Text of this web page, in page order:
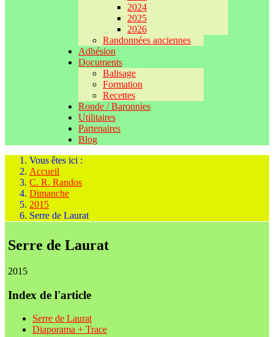
2024
2025
2026
Randonnées anciennes
Adhésion
Documents
Balisage
Formation
Recettes
Ronde / Baronnies
Utilitaires
Partenaires
Blog
Vous êtes ici :
Accueil
C. R. Randos
Dimanche
2015
Serre de Laurat
Serre de Laurat
2015
Index de l'article
Serre de Laurat
Diaporama + Trace